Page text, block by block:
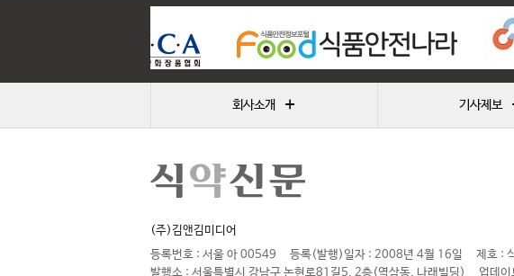
r
r
회사소개 + 기사제보
(주)김앤김미디어
등록번호 : 서울 아 00549
등록(발행)일자 : 2008년 4월 16일 제호 :
발행소 : 서울특별시 강남구 논현로81길5, 2층(역삼동, 나래빌딩)
업데